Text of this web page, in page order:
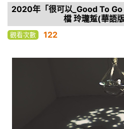
2020年「很可以_Good To
檔 玲瓏踅(華語
觀看次數 122